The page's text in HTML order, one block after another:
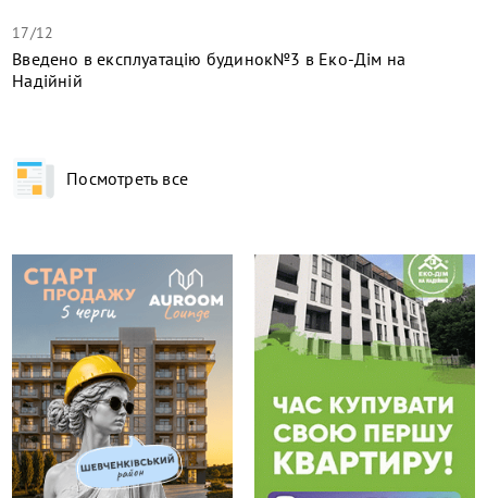
17/12
​Введено в експлуатацію будинок№3 в Еко-Дім на
Надійній
Посмотреть все